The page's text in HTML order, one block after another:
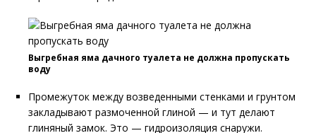
Выгребная яма дачного туалета не должна пропускать
воду
Промежуток между возведенными стенками и грунтом
закладывают размоченной глиной — и тут делают
глиняный замок. Это — гидроизоляция снаружи.